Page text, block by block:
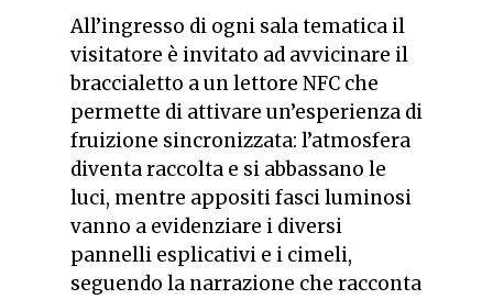
All’ingresso di ogni sala tematica il
visitatore è invitato ad avvicinare il
braccialetto a un lettore NFC che
permette di attivare un’esperienza di
fruizione sincronizzata: l’atmosfera
diventa raccolta e si abbassano le
luci, mentre appositi fasci luminosi
vanno a evidenziare i diversi
pannelli esplicativi e i cimeli,
seguendo la narrazione che racconta